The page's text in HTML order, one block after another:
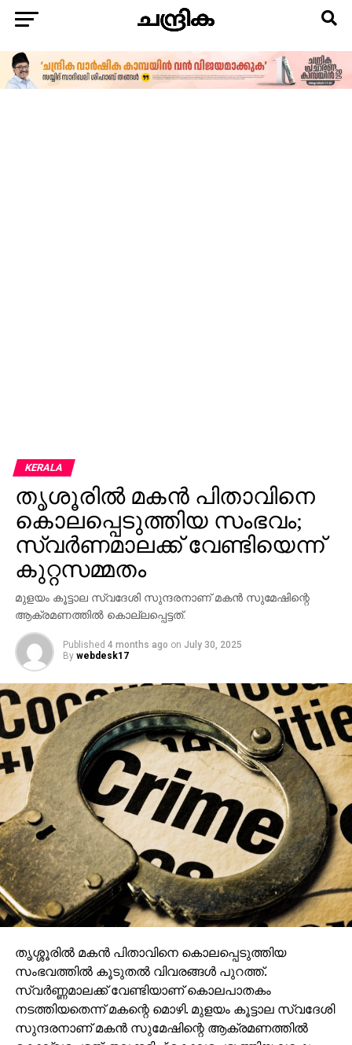
KERALA
തൃശൂരില്‍ മകന്‍ പിതാവിനെ
കൊലപ്പെടുത്തിയ സംഭവം;
സ്വര്‍ണമാലക്ക് വേണ്ടിയെന്ന്
കുറ്റസമ്മതം
മുളയം കൂട്ടാല സ്വദേശി സുന്ദരനാണ് മകന്‍ സുമേഷിന്റെ
ആക്രമണത്തില്‍ കൊല്ലപ്പെട്ടത്.
Published 4 months ago on July 30, 2025
By webdesk17
തൃശ്ശൂരില്‍ മകന്‍ പിതാവിനെ കൊലപ്പെടുത്തിയ
സംഭവത്തില്‍ കൂടുതല്‍ വിവരങ്ങള്‍ പുറത്ത്.
സ്വര്‍ണ്ണമാലക്ക് വേണ്ടിയാണ് കൊലപാതകം
നടത്തിയതെന്ന് മകന്റെ മൊഴി. മുളയം കൂട്ടാല സ്വദേശി
സുന്ദരനാണ് മകന്‍ സുമേഷിന്റെ ആക്രമണത്തില്‍